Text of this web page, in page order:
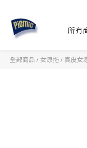
所有
全部商品 / 女涼拖/ 真皮女